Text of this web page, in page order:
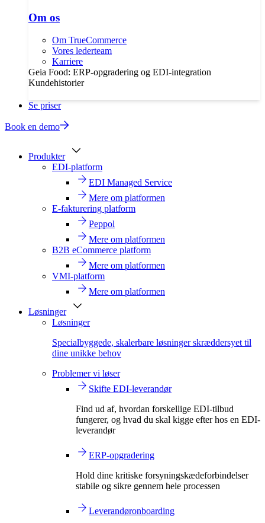
Om os
Om TrueCommerce
Vores lederteam
Karriere
Geia Food: ERP-opgradering og EDI-integration
Kundehistorier
Se priser
Book en demo
Produkter
EDI-platform
EDI Managed Service
Mere om platformen
E-fakturering platform
Peppol
Mere om platformen
B2B eCommerce platform
Mere om platformen
VMI-platform
Mere om platformen
Løsninger
Løsninger
Specialbyggede, skalerbare løsninger skræddersyet til
dine unikke behov
Problemer vi løser
Skifte EDI-leverandør
Find ud af, hvordan forskellige EDI-tilbud
fungerer, og hvad du skal kigge efter hos en EDI-
leverandør
ERP-opgradering
Hold dine kritiske forsyningskædeforbindelser
stabile og sikre gennem hele processen
Leverandøronboarding